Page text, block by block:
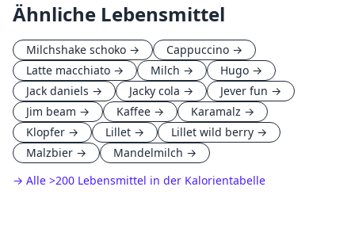
Ähnliche Lebensmittel
Milchshake schoko → Cappuccino →
Latte macchiato → Milch → Hugo →
Jack daniels → Jacky cola → Jever fun →
Jim beam → Kaffee → Karamalz →
Klopfer → Lillet → Lillet wild berry →
Malzbier → Mandelmilch →
→ Alle >200 Lebensmittel in der Kalorientabelle